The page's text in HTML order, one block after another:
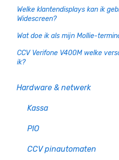
Welke klantendisplays kan ik
Widescreen?
Wat doe ik als mijn Mollie-
CCV Verifone V400M welke
ik?
Hardware & netwerk
Kassa
PIO
CCV pinautomaten